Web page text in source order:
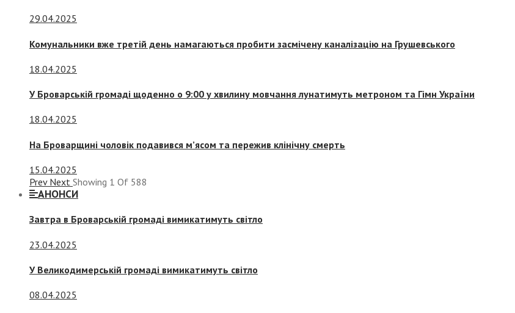
29.04.2025
Комунальники вже третій день намагаються пробити засмічену каналізацію на Грушевського
18.04.2025
У Броварській громаді щоденно о 9:00 у хвилину мовчання лунатимуть метроном та Гімн України
18.04.2025
На Броварщині чоловік подавився м’ясом та пережив клінічну смерть
15.04.2025
Prev Next Showing 1 Of 588
АНОНСИ
Завтра в Броварській громаді вимикатимуть світло
23.04.2025
У Великодимерській громаді вимикатимуть світло
08.04.2025